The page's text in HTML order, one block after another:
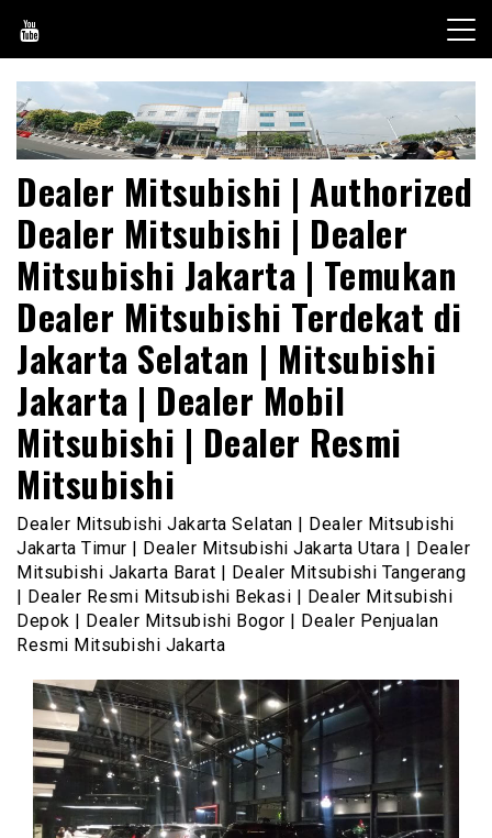
content
Dealer Mitsubishi | Authorized
Dealer Mitsubishi | Dealer
Mitsubishi Jakarta | Temukan
Dealer Mitsubishi Terdekat di
Jakarta Selatan | Mitsubishi
Jakarta | Dealer Mobil
Mitsubishi | Dealer Resmi
Mitsubishi
Dealer Mitsubishi Jakarta Selatan | Dealer Mitsubishi
Jakarta Timur | Dealer Mitsubishi Jakarta Utara | Dealer
Mitsubishi Jakarta Barat | Dealer Mitsubishi Tangerang
| Dealer Resmi Mitsubishi Bekasi | Dealer Mitsubishi
Depok | Dealer Mitsubishi Bogor | Dealer Penjualan
Resmi Mitsubishi Jakarta